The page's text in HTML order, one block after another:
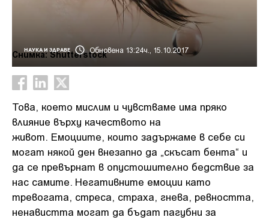
НАУКА И ЗДРАВЕ Обновена 13:24ч., 15.10.2017
Снимка: Shutterstock
Това, което мислим и чувстваме има пряко
влияние върху качеството на
живот. Емоциите, които задържаме в себе си
могат някой ден внезапно да „скъсат бента“ и
да се превърнат в опустошително бедствие за
нас самите. Негативните емоции като
тревогата, стреса, страха, гнева, ревността,
ненавистта могат да бъдат пагубни за